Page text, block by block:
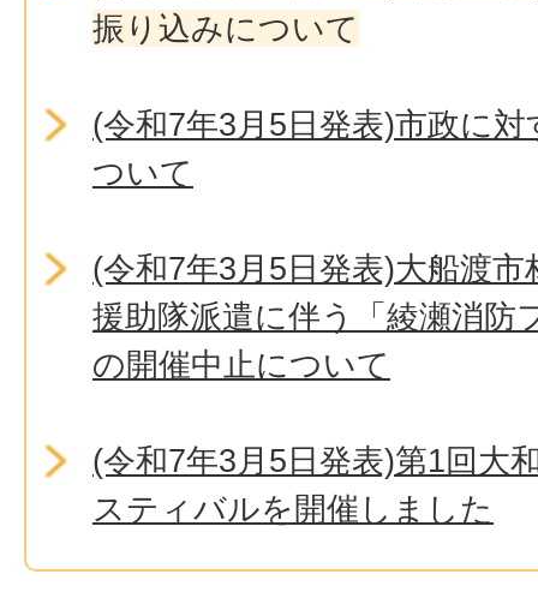
振り込みについて
(令和7年3月5日発表)市政に
ついて
(令和7年3月5日発表)大船渡
援助隊派遣に伴う「綾瀬消防
の開催中止について
(令和7年3月5日発表)第1回大
スティバルを開催しました